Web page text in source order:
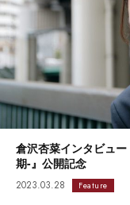
倉沢杏菜インタビュ
期-』公開記念
2023.03.28 Feature